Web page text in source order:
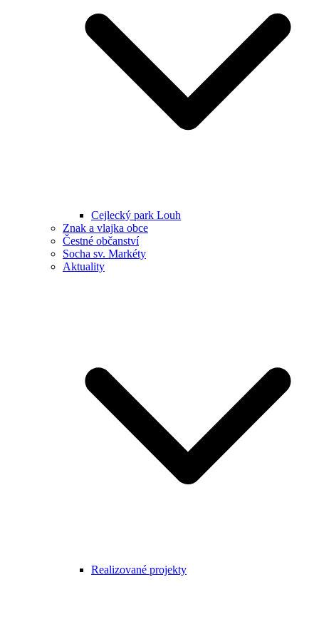
Cejlecký park Louh
Znak a vlajka obce
Čestné občanství
Socha sv. Markéty
Aktuality
Realizované projekty